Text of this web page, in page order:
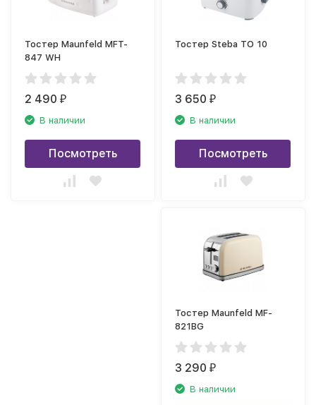
Тостер Maunfeld MFT-
847 WH
2 490₽
В наличии
Посмотреть
Тостер Steba TO 10
3 650₽
В наличии
Посмотреть
Тостер Maunfeld MF-
821BG
3 290₽
В наличии